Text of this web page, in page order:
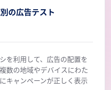
の広告テスト
を利用して、広告の配置を
数の地域やデバイスにわた
キャンペーンが正しく表示